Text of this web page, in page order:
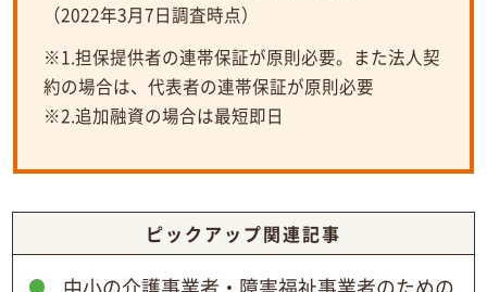
（2022年3月7日調査時点）
※1.担保提供者の連帯保証が原則必要。また法人契
約の場合は、代表者の連帯保証が原則必要
※2.追加融資の場合は最短即日
ピックアップ関連記事